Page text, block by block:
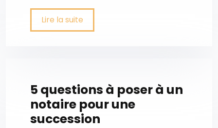
Lire la suite
5 questions à poser à un
notaire pour une
succession